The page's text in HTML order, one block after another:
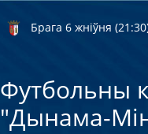
Брага 6 жніўня
Футбольны
"Дынама-